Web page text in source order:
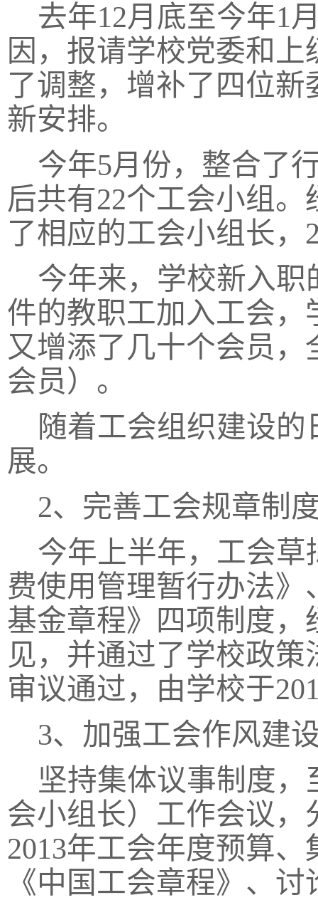
去年12月底至今年1
因，报请学校党委和
了调整，增补了四位
新安排。
今年5月份，整合了
后共有22个工会小组
了相应的工会小组长
今年来，学校新入
件的教职工加入工会
又增添了几十个会员
会员）。
随着工会组织建设
展。
2、完善工会规章制
今年上半年，工会
费使用管理暂行办法
基金章程》四项制度
见，并通过了学校政
审议通过，由学校于
3、加强工会作风建
坚持集体议事制度，
会小组长）工作会议，
2013年工会年度预算
《中国工会章程》、